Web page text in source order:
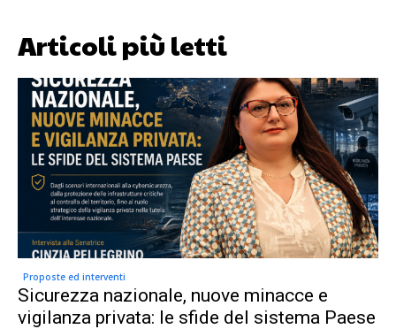
Articoli più letti
Proposte ed interventi
Sicurezza nazionale, nuove minacce e
vigilanza privata: le sfide del sistema Paese